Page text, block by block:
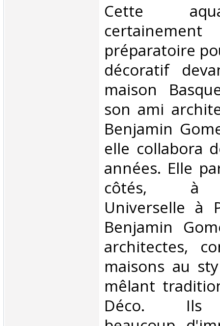
‎Cette
préparatoire
décoratif
maison
son ami
Benjamin
elle collabora
années. Elle
côtés, à
Universelle à
Benjamin
architectes,
maisons au
mêlant
Déco. Ils